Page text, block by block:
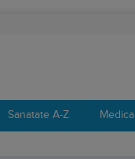
Sanatate A-Z